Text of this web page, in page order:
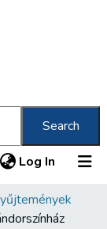
Search
Log In (current)